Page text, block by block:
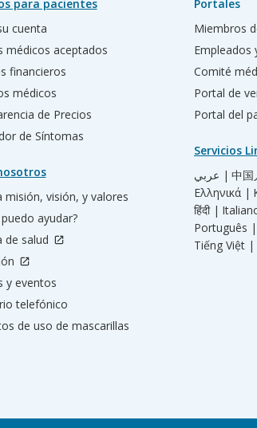
para pacientes
cuenta
médicos aceptados
financieros
médicos
de Precios
de Síntomas
misión, visión, y valores
ayudar?
de salud
y eventos
telefónico
de uso de mascarillas
Portales
Miembros
Empleados
Comité
Portal de
Portal del
Servicios
عربي | 中
Ελληνικά |
हिंदी |
Português |
Tiếng Việt |